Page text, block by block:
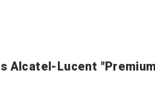
Alcatel-Lucent